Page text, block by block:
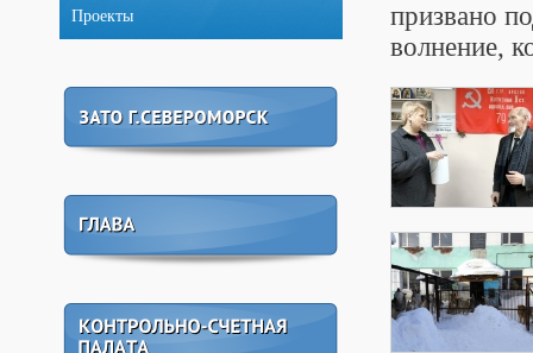
Проекты
призвано
волнение,